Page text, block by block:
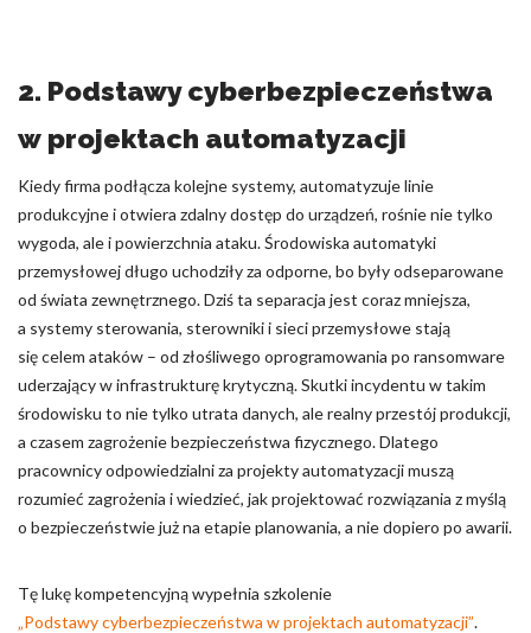
2. Podstawy cyberbezpieczeństwa
w projektach automatyzacji
Kiedy firma podłącza kolejne systemy, automatyzuje linie
produkcyjne i otwiera zdalny dostęp do urządzeń, rośnie nie tylko
wygoda, ale i powierzchnia ataku. Środowiska automatyki
przemysłowej długo uchodziły za odporne, bo były odseparowane
od świata zewnętrznego. Dziś ta separacja jest coraz mniejsza,
a systemy sterowania, sterowniki i sieci przemysłowe stają
się celem ataków – od złośliwego oprogramowania po ransomware
uderzający w infrastrukturę krytyczną. Skutki incydentu w takim
środowisku to nie tylko utrata danych, ale realny przestój produkcji,
a czasem zagrożenie bezpieczeństwa fizycznego. Dlatego
pracownicy odpowiedzialni za projekty automatyzacji muszą
rozumieć zagrożenia i wiedzieć, jak projektować rozwiązania z myślą
o bezpieczeństwie już na etapie planowania, a nie dopiero po awarii.
Tę lukę kompetencyjną wypełnia szkolenie
„Podstawy cyberbezpieczeństwa w projektach automatyzacji”.